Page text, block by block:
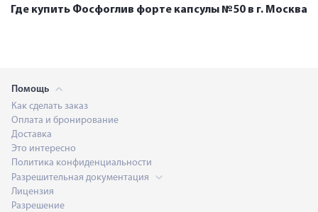
Где купить Фосфоглив форте капсулы №50 в г. Москва
Помощь
Как сделать заказ
Оплата и бронирование
Доставка
Это интересно
Политика конфиденциальности
Разрешительная документация
Лицензия
Разрешение